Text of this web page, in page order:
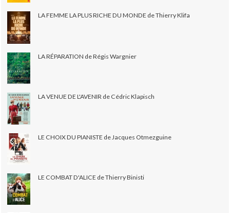
LA FEMME LA PLUS RICHE DU MONDE de Thierry Klifa
LA RÉPARATION de Régis Wargnier
LA VENUE DE L'AVENIR de Cédric Klapisch
LE CHOIX DU PIANISTE de Jacques Otmezguine
LE COMBAT D'ALICE de Thierry Binisti